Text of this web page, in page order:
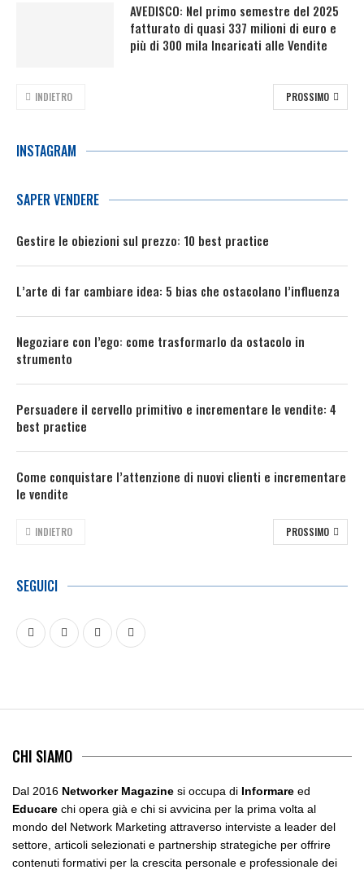
AVEDISCO: Nel primo semestre del 2025
fatturato di quasi 337 milioni di euro e
più di 300 mila Incaricati alle Vendite
INDIETRO PROSSIMO
INSTAGRAM
SAPER VENDERE
Gestire le obiezioni sul prezzo: 10 best practice
L’arte di far cambiare idea: 5 bias che ostacolano l’influenza
Negoziare con l’ego: come trasformarlo da ostacolo in
strumento
Persuadere il cervello primitivo e incrementare le vendite: 4
best practice
Come conquistare l’attenzione di nuovi clienti e incrementare
le vendite
INDIETRO PROSSIMO
SEGUICI
CHI SIAMO
Dal 2016 Networker Magazine si occupa di Informare ed
Educare chi opera già e chi si avvicina per la prima volta al
mondo del Network Marketing attraverso interviste a leader del
settore, articoli selezionati e partnership strategiche per offrire
contenuti formativi per la crescita personale e professionale dei